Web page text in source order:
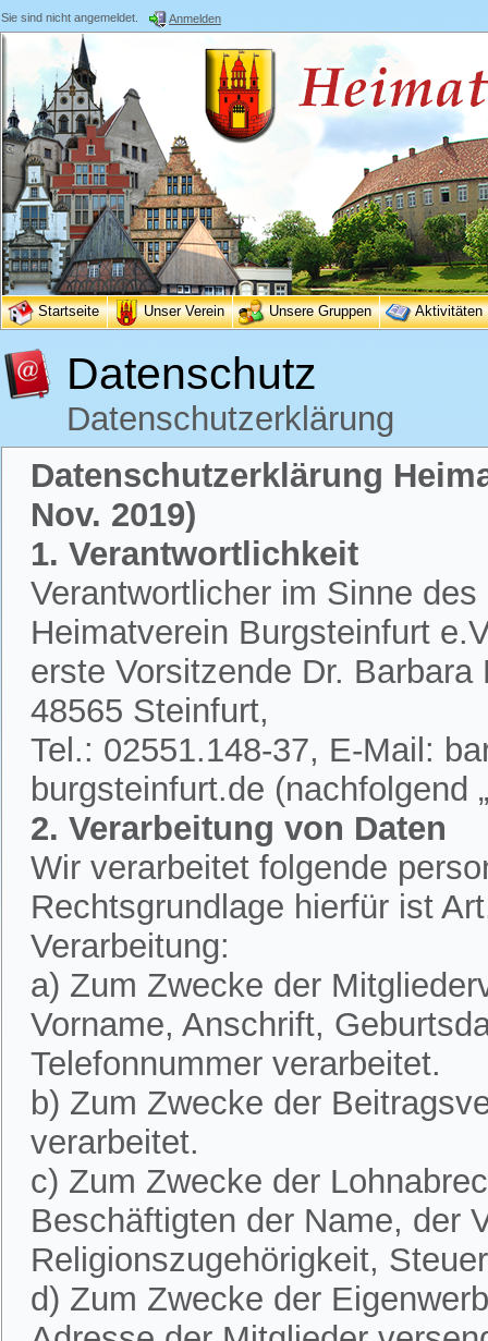
Sie sind nicht angemeldet. Anmelden
Startseite Unser Verein Unsere Gruppen Aktivitäten
Datenschutz
Datenschutzerklärung
Datenschutzerklärung
Nov. 2019)
1. Verantwortlichkeit
Verantwortlicher im Sinne
Heimatverein Burgsteinfurt
erste Vorsitzende Dr.
48565 Steinfurt,
Tel.: 02551.148-37, E-Mail:
burgsteinfurt.de (nachfolgend
2. Verarbeitung von Daten
Wir verarbeitet folgende
Rechtsgrundlage hierfür ist
Verarbeitung:
a) Zum Zwecke der
Vorname, Anschrift,
Telefonnummer verarbeitet.
b) Zum Zwecke der
verarbeitet.
c) Zum Zwecke der
Beschäftigten der Name, der
Religionszugehörigkeit,
d) Zum Zwecke der